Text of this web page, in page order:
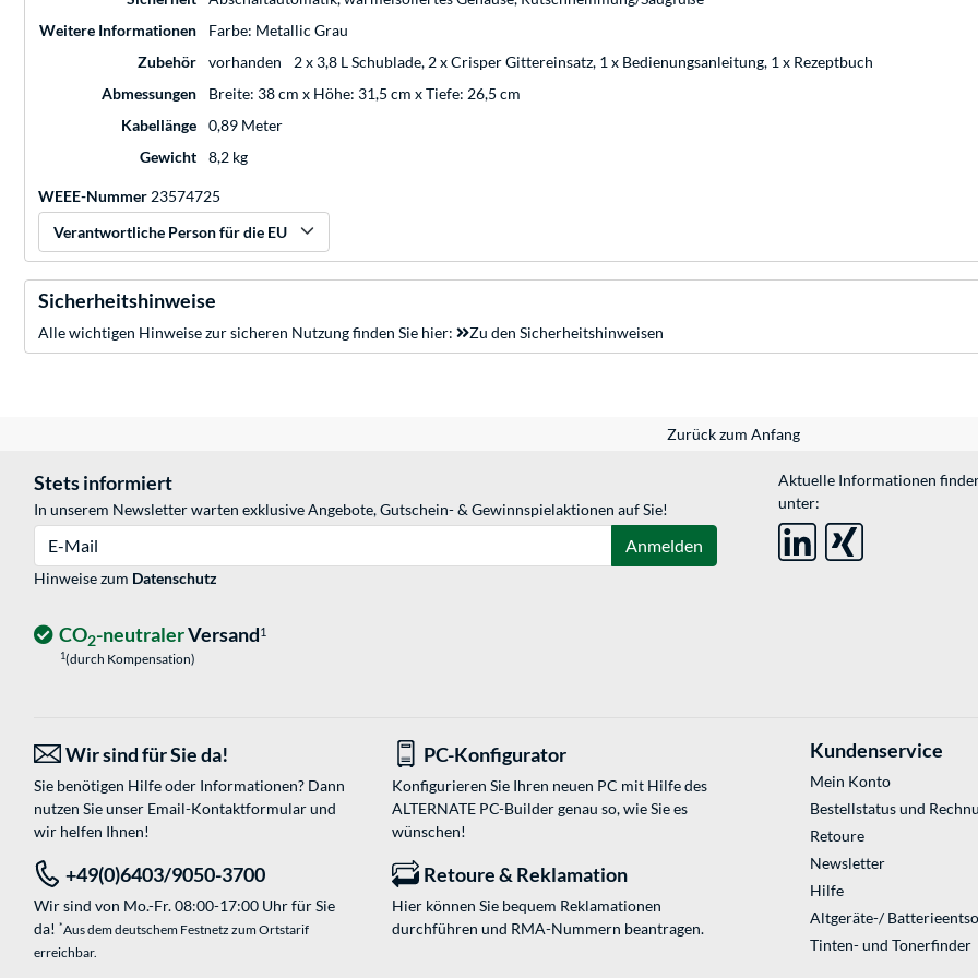
Weitere Informationen
Farbe: Metallic Grau
Zubehör
vorhanden
2 x 3,8 L Schublade, 2 x Crisper Gittereinsatz, 1 x Bedienungsanleitung, 1 x Rezeptbuch
Abmessungen
Breite: 38 cm x Höhe: 31,5 cm x Tiefe: 26,5 cm
Kabellänge
0,89 Meter
Gewicht
8,2 kg
WEEE-Nummer 23574725
Verantwortliche Person für die EU
Sicherheitshinweise
Alle wichtigen Hinweise zur sicheren Nutzung finden Sie hier: Zu den Sicherheitshinweisen
Zurück zum Anfang
Stets informiert
In unserem Newsletter warten exklusive Angebote, Gutschein- & Gewinnspielaktionen auf Sie!
Anmelden
Hinweise zum Datenschutz
Aktuelle Informationen
unter:
CO2-neutralerVersand1
1(durch Kompensation)
Wir sind für Sie da!
Sie benötigen Hilfe oder Informationen? Dann
nutzen Sie unser Email-Kontaktformularund
wir helfen Ihnen!
PC-Konfigurator
Konfigurieren Sie Ihren neuen PC mit Hilfe des
ALTERNATE PC-Builder genau so, wie Sie es
wünschen!
+49(0)6403/9050-3700
Wir sind von Mo.-Fr. 08:00-17:00 Uhr für Sie
da! *Aus dem deutschem Festnetz zum Ortstarif
erreichbar.
Retoure & Reklamation
Hier können Sie bequem Reklamationen
durchführen und RMA-Nummern beantragen.
Kundenservice
Mein Konto
Bestellstatus und
Retoure
Newsletter
Hilfe
Altgeräte-/
Tinten- und Tonerfinder